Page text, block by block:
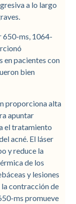
a lo largo
650-ms, 1064-
en pacientes con
bien
proporciona alta
apuntar
el tratamiento
acné. El láser
y reduce la
de los
y lesiones
la contracción de
ms promueve